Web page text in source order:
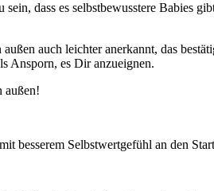
dass es selbstbewusstere
auch leichter anerkannt, das
Ansporn, es Dir anzueignen.
außen!
besserem Selbstwertgefühl an den